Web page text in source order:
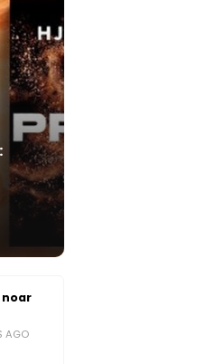
noar
AGO